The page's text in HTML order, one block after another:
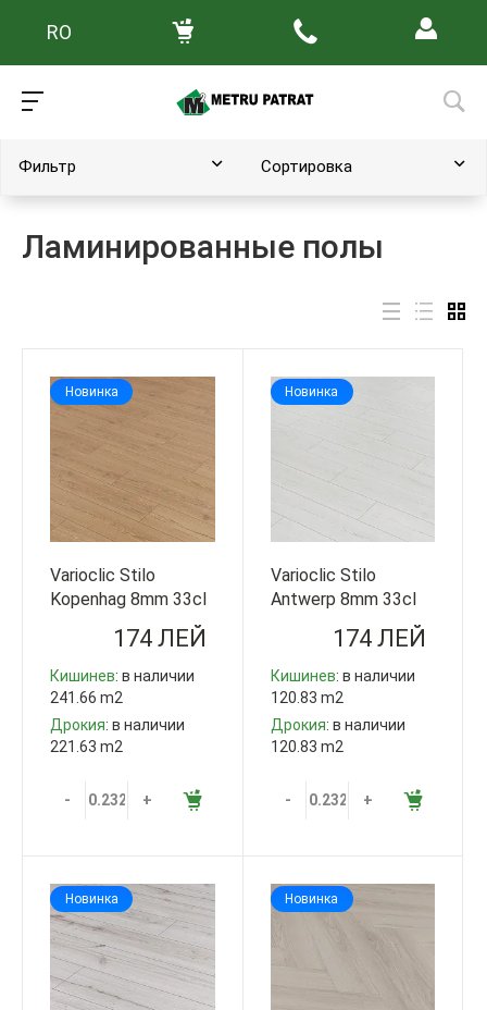
RO
Главная Каталог товаров
Ламинированные полы
Фильтр Сортировка
Новинка
Varioclic Stilo
Kopenhag 8mm 33cl
V4 Varioclic Турция
174 ЛЕЙ
Кишинев: в наличии
241.66 m2
Дрокия: в наличии
221.63 m2
- +
Новинка
Varioclic Stilo
Antwerp 8mm 33cl
V4 Varioclic Турция
174 ЛЕЙ
Кишинев: в наличии
120.83 m2
Дрокия: в наличии
120.83 m2
- +
Новинка Новинка